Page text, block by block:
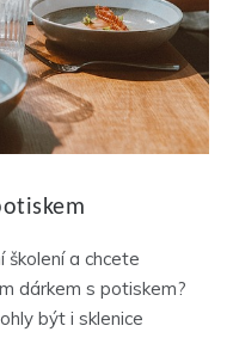
školení a chcete
dárkem s potiskem?
být i sklenice